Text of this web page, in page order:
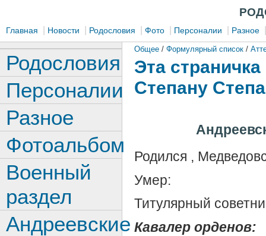
Главная Новости Родословия Фото Персоналии Разное
Общее/ Формулярный список/
Эта
Степану
Родился ,
Умер:
Титулярный
Кавалер орденов:
Родословия
Персоналии
Разное
Фотоальбом
Военный
раздел
Андреевские